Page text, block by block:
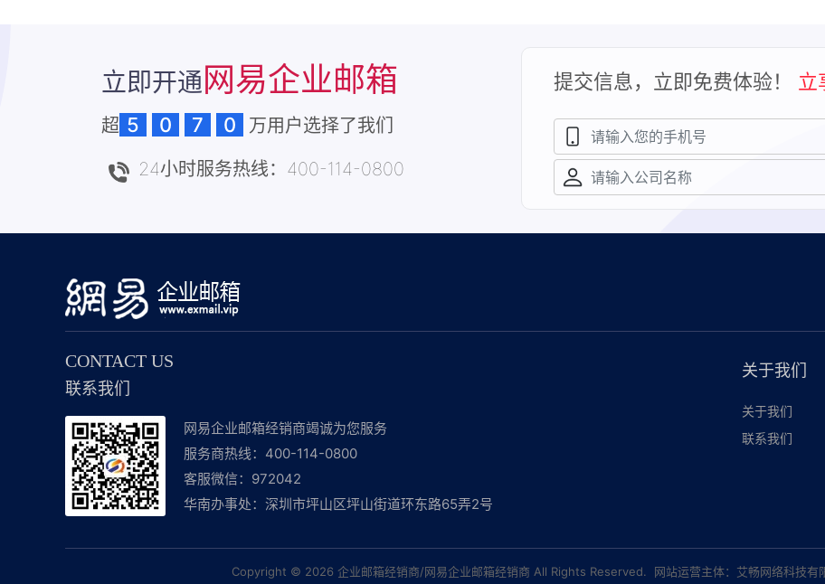
立即开通网易企业邮箱
超 5 0 7 0
万用户选择了我们
24小时服务热线：400-114-0800
提交信息，立即免费体验！ 立
CONTACT US
联系我们
网易企业邮箱经销商竭诚为您服务
服务商热线：400-114-0800
客服微信：972042
华南办事处：深圳市坪山区坪山街道环东路65弄2号
关于我们
关于我们
联系我们
Copyright © 2026 企业邮箱经销商/网易企业邮箱经销商 All Rights Reserved. 网站运营主体： 艾畅网络科技有